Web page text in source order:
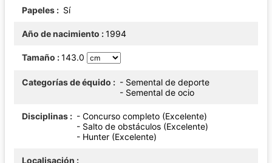
Papeles Sí
Año de nacimiento 1994
Tamaño 143.0
Categorías de équido
- Semental de deporte
- Semental de ocio
Disciplinas
- Concurso completo (Excelente)
- Salto de obstáculos (Excelente)
- Hunter (Excelente)
Localisación